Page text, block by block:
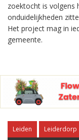
zoektocht is volgens
onduidelijkheden
Het project mag in
gemeente.
Leiden Leiderdorp